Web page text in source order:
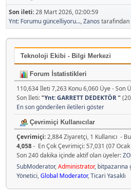
Son ileti:28 Mart 2026, 02:00:59
Ynt: Forumu güncelliyoru...,Zanos tarafından
Teknoloji Ekibi - Bilgi Merkezi
Forum İstatistikleri
110,634 İleti 7,263 Konu 6,060 Üye - Son
Son İleti:"Ynt: GARRETT DEDEKTÖR"
En son gönderilen iletileri göster
Çevrimiçi Kullanıcılar
Çevrimiçi:2,884 Ziyaretçi, 1 Kullanıcı -
4,058- En Çok Çevrimiçi: 57,031 (07
Son 240 dakika içinde aktif olan üyeler:
SubModerator,Administrator, bitpazarına
Yönetici,Global Moderator,Ticari Yasaklı